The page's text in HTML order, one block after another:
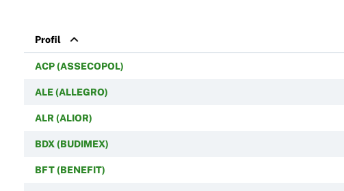
Profil
ACP (ASSECOPOL)
ALE (ALLEGRO)
ALR (ALIOR)
BDX (BUDIMEX)
BFT (BENEFIT)